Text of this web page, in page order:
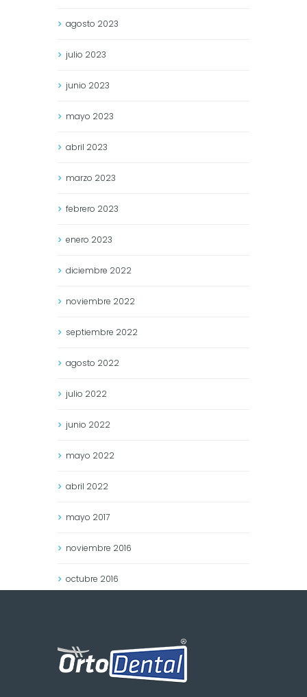
agosto 2023
julio 2023
junio 2023
mayo 2023
abril 2023
marzo 2023
febrero 2023
enero 2023
diciembre 2022
noviembre 2022
septiembre 2022
agosto 2022
julio 2022
junio 2022
mayo 2022
abril 2022
mayo 2017
noviembre 2016
octubre 2016